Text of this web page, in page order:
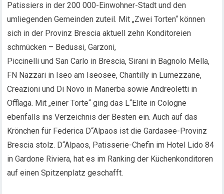
Patissiers in der 200 000-Einwohner-Stadt und den
umliegenden Gemeinden zuteil. Mit „Zwei Torten“ können
sich in der Provinz Brescia aktuell zehn Konditoreien
schmücken – Bedussi, Garzoni,
Piccinelli und San Carlo in Brescia, Sirani in Bagnolo Mella,
FN Nazzari in Iseo am Iseosee, Chantilly in Lumezzane,
Creazioni und Di Novo in Manerba sowie Andreoletti in
Offlaga. Mit „einer Torte“ ging das L“Elite in Cologne
ebenfalls ins Verzeichnis der Besten ein. Auch auf das
Krönchen für Federica D“Alpaos ist die Gardasee-Provinz
Brescia stolz. D“Alpaos, Patisserie-Chefin im Hotel Lido 84
in Gardone Riviera, hat es im Ranking der Küchenkonditoren
auf einen Spitzenplatz geschafft.